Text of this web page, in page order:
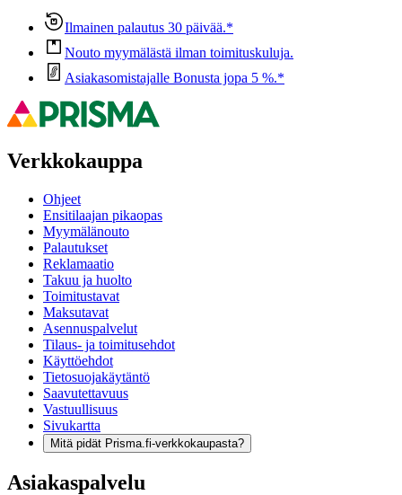
Ilmainen palautus 30 päivää.*
Nouto myymälästä ilman toimituskuluja.
Asiakasomistajalle Bonusta jopa 5 %.*
Verkkokauppa
Ohjeet
Ensitilaajan pikaopas
Myymälänouto
Palautukset
Reklamaatio
Takuu ja huolto
Toimitustavat
Maksutavat
Asennuspalvelut
Tilaus- ja toimitusehdot
Käyttöehdot
Tietosuojakäytäntö
Saavutettavuus
Vastuullisuus
Sivukartta
Mitä pidät Prisma.fi-verkkokaupasta?
Asiakaspalvelu